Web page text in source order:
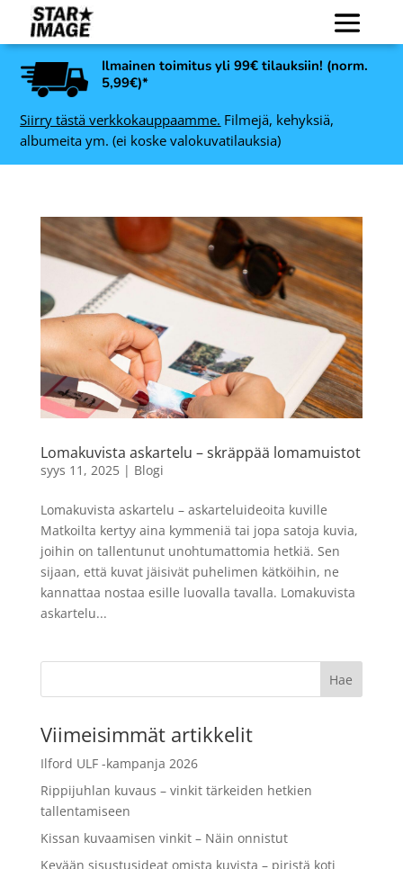
Ilmainen toimitus yli 99€ tilauksiin! (norm.
5,99€)*
Siirry tästä verkkokauppaamme. Filmejä, kehyksiä,
albumeita ym. (ei koske valokuvatilauksia)
Lomakuvista askartelu – skräppää lomamuistot
syys 11, 2025| Blogi
Lomakuvista askartelu – askarteluideoita kuville
Matkoilta kertyy aina kymmeniä tai jopa satoja kuvia,
joihin on tallentunut unohtumattomia hetkiä. Sen
sijaan, että kuvat jäisivät puhelimen kätköihin, ne
kannattaa nostaa esille luovalla tavalla. Lomakuvista
askartelu...
Viimeisimmät artikkelit
Ilford ULF -kampanja 2026
Rippijuhlan kuvaus – vinkit tärkeiden hetkien
tallentamiseen
Kissan kuvaamisen vinkit – Näin onnistut
Kevään sisustusideat omista kuvista – piristä koti
Art Link Leila
valokuvakehys, musta -
15 x 20 cm
7,99€ + LISÄÄ